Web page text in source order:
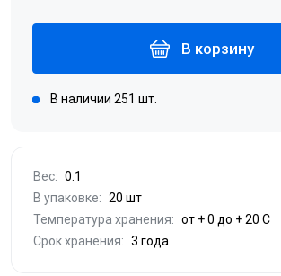
В корзину
В наличии 251 шт.
Вес: 0.1
В упаковке: 20 шт
Температура хранения: от + 0 до + 20 С
Срок хранения: 3 года